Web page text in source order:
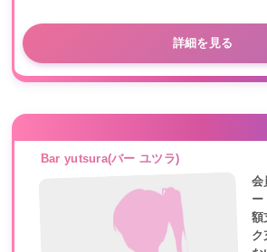
詳細を見る
Bar yutsura(バー ユツラ)
会
ー
額
ク